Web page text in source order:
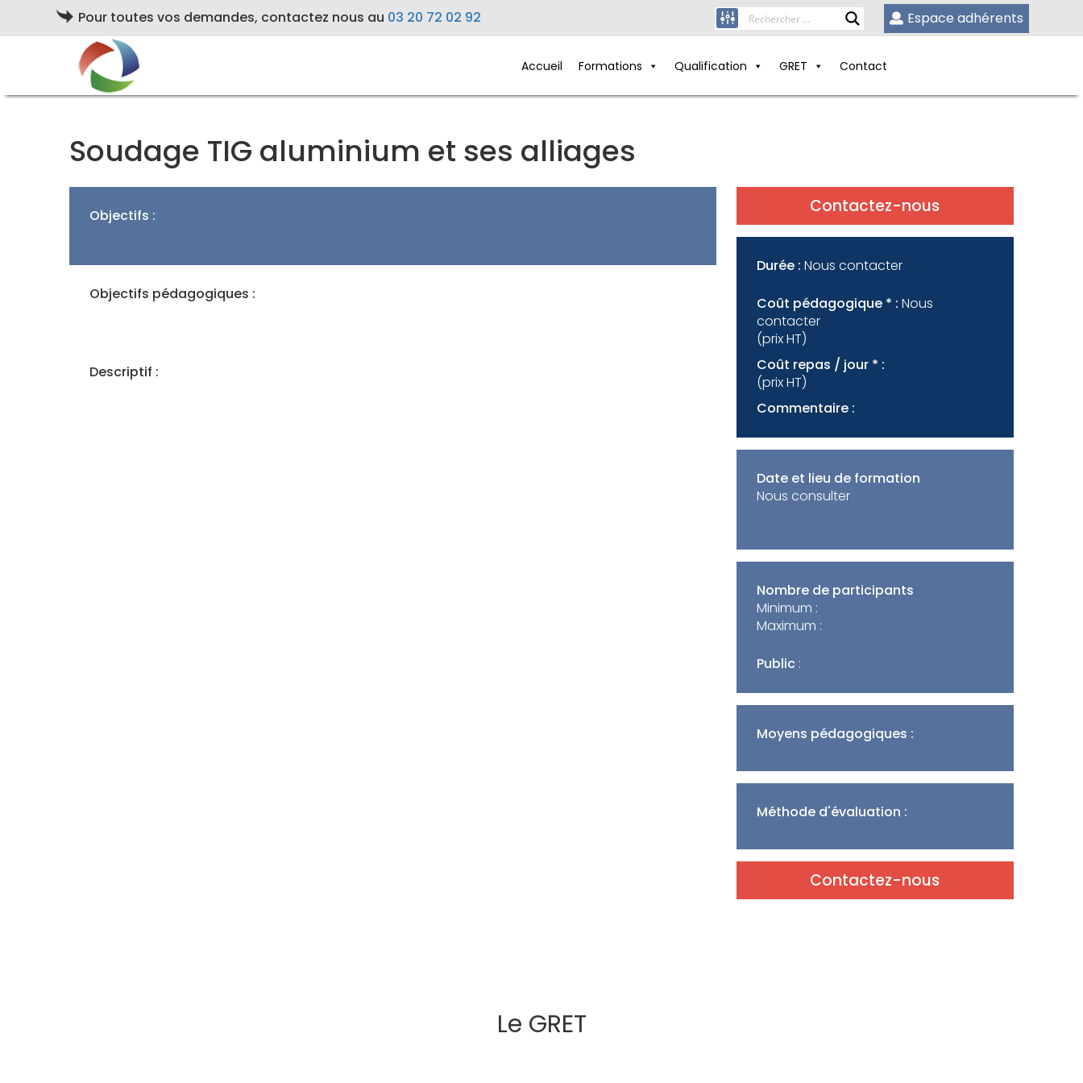
Pour toutes vos demandes, contactez nous au 03 20 72 02 92 Espace adhérents
Accueil Formations Qualification GRET Contact
Soudage TIG aluminium et ses alliages
Objectifs :
Objectifs pédagogiques :
Descriptif :
Contactez-nous
Durée : Nous contacter
Coût pédagogique * : Nous
contacter
(prix HT)
Coût repas / jour * :
(prix HT)
Commentaire :
Date et lieu de formation
Nous consulter
Nombre de participants
Minimum :
Maximum :
Public:
Moyens pédagogiques :
Méthode d'évaluation :
Contactez-nous
Le GRET